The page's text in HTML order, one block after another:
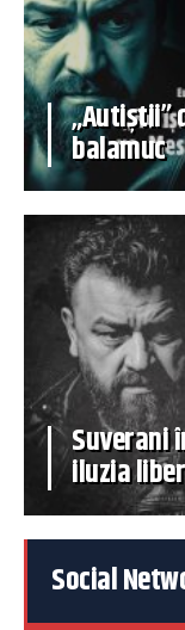
„Autiștii”
balamuc
Suverani
iluzia
Social